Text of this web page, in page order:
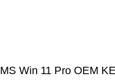
MS Win 11 Pro OEM